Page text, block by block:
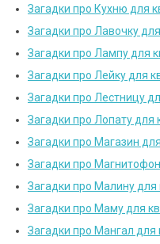
Загадки про Кухню для
Загадки про Лавочку
Загадки про Лампу для
Загадки про Лейку для
Загадки про Лестницу
Загадки про Лопату для
Загадки про Магазин
Загадки про
Загадки про Малину для
Загадки про Маму для
Загадки про Мангал для